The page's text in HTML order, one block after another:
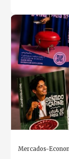
Mercados-